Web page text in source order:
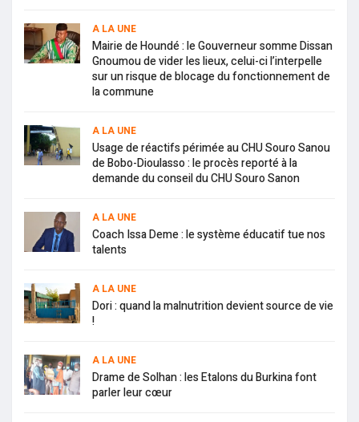
A LA UNE
Mairie de Houndé : le Gouverneur somme Dissan
Gnoumou de vider les lieux, celui-ci l’interpelle
sur un risque de blocage du fonctionnement de
la commune
A LA UNE
Usage de réactifs périmée au CHU Souro Sanou
de Bobo-Dioulasso : le procès reporté à la
demande du conseil du CHU Souro Sanon
A LA UNE
Coach Issa Deme : le système éducatif tue nos
talents
A LA UNE
Dori : quand la malnutrition devient source de vie
!
A LA UNE
Drame de Solhan : les Etalons du Burkina font
parler leur cœur